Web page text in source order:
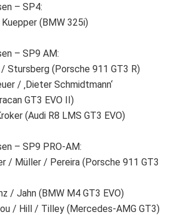
– SP4:
(BMW 325i)
– SP9 AM:
Stursberg (Porsche 911 GT3 R)
/ ‚Dieter Schmidtmann‘
GT3 EVO II)
(Audi R8 LMS GT3 EVO)
– SP9 PRO-AM:
/ Müller / Pereira (Porsche 911 GT3
/ Jahn (BMW M4 GT3 EVO)
/ Hill / Tilley (Mercedes-AMG GT3)